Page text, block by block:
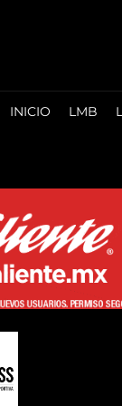
INICIO LMB